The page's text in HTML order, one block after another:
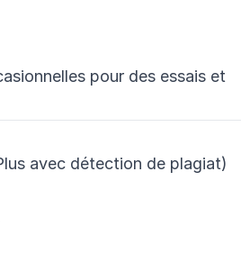
pour des essais et
avec détection de plagiat)